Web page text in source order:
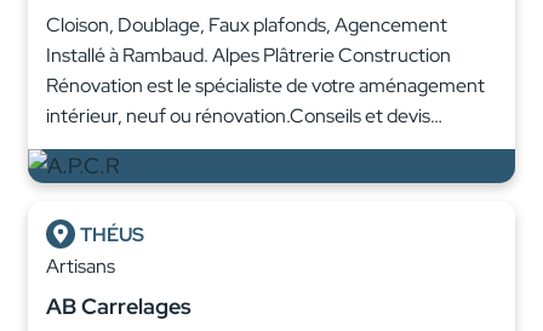
Cloison, Doublage, Faux plafonds, Agencement
Installé à Rambaud. Alpes Plâtrerie Construction
Rénovation est le spécialiste de votre aménagement
intérieur, neuf ou rénovation.Conseils et devis…
THÉUS
Artisans
AB Carrelages